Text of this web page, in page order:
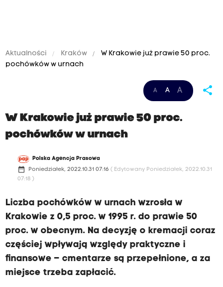
Aktualności Kraków
W Krakowie już prawie 50 proc.
pochówków w urnach
A A A share
W Krakowie już prawie 50 proc.
pochówków w urnach
Polska Agencja Prasowa
date_range Poniedziałek, 2022.10.31 07:16 ( Edytowany Poniedziałek, 2022.10.31
07:18 )
Liczba pochówków w urnach wzrosła w
Krakowie z 0,5 proc. w 1995 r. do prawie 50
proc. w obecnym. Na decyzję o kremacji coraz
częściej wpływają względy praktyczne i
finansowe – cmentarze są przepełnione, a za
miejsce trzeba zapłacić.